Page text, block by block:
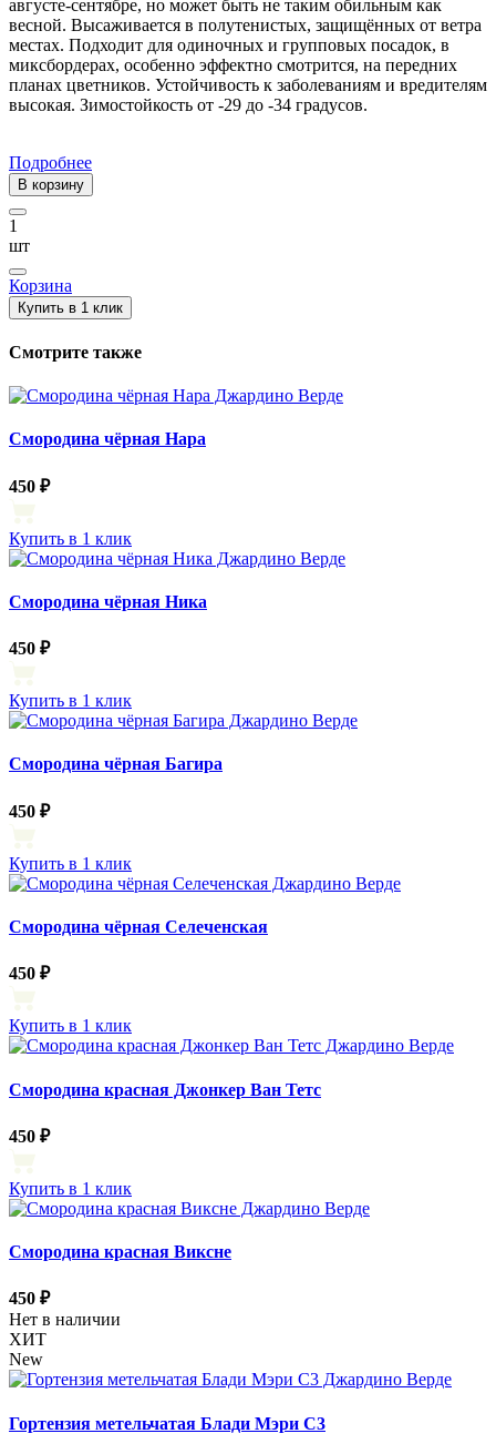
августе-сентябре, но может быть не таким обильным как
весной. Высаживается в полутенистых, защищённых от ветра
местах. Подходит для одиночных и групповых посадок, в
миксбордерах, особенно эффектно смотрится, на передних
планах цветников. Устойчивость к заболеваниям и вредителям
высокая. Зимостойкость от -29 до -34 градусов.
Подробнее
В корзину
1
шт
Корзина
Купить в 1 клик
Смотрите также
Смородина чёрная Нара
450 ₽
Купить в 1 клик
Смородина чёрная Ника
450 ₽
Купить в 1 клик
Смородина чёрная Багира
450 ₽
Купить в 1 клик
Смородина чёрная Селеченская
450 ₽
Купить в 1 клик
Смородина красная Джонкер Ван Тетс
450 ₽
Купить в 1 клик
Смородина красная Виксне
450 ₽
Нет в наличии
ХИТ
New
Гортензия метельчатая Блади Мэри С3